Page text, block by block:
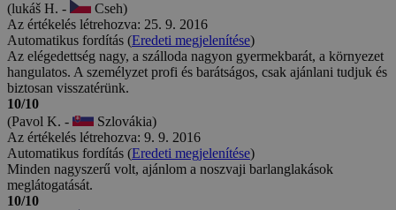
(lukáš H. -
Cseh)
Az értékelés létrehozva: 25. 9. 2016
Automatikus fordítás (Eredeti megjelenítése)
Az elégedettség nagy, a szálloda nagyon gyermekbarát, a környezet
hangulatos. A személyzet profi és barátságos, csak ajánlani tudjuk és
biztosan visszatérünk.
10/10
(Pavol K. -
Szlovákia)
Az értékelés létrehozva: 9. 9. 2016
Automatikus fordítás (Eredeti megjelenítése)
Minden nagyszerű volt, ajánlom a noszvaji barlanglakások
meglátogatását.
10/10